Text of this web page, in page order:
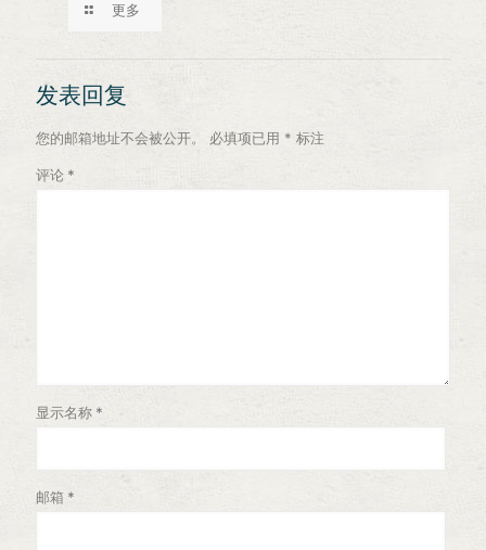
更多
发表回复
您的邮箱地址不会被公开。 必填项已用 * 标注
评论 *
显示名称 *
邮箱 *